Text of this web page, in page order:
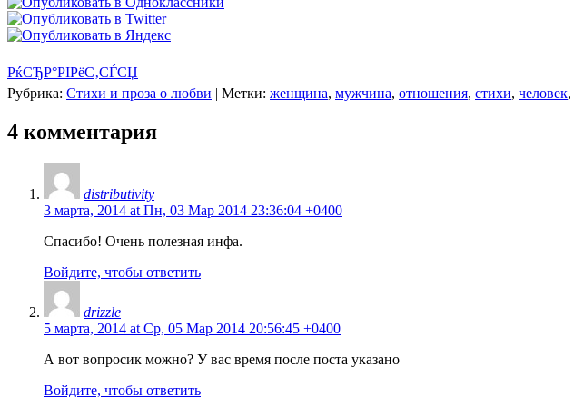
РќСЂР°РІРёС‚СЃСЏ
Рубрика: Стихи и проза о любви | Метки: женщина, мужчина, отношения, стихи, человек,
4 комментария
distributivity
3 марта, 2014 at Пн, 03 Мар 2014 23:36:04 +0400
Спасибо! Очень полезная инфа.
Войдите, чтобы ответить
drizzle
5 марта, 2014 at Ср, 05 Мар 2014 20:56:45 +0400
А вот вопросик можно? У вас время после поста указано
Войдите, чтобы ответить